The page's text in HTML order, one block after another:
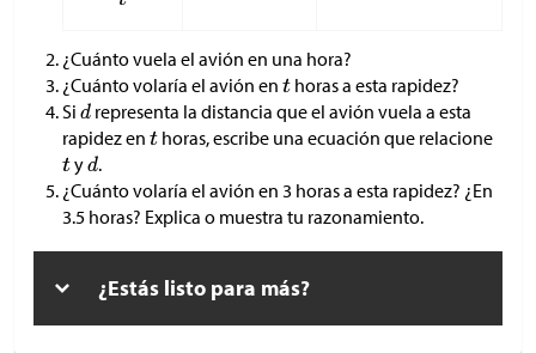
¿Cuánto vuela el avión en una hora?
¿Cuánto volaría el avión en horas a esta rapidez?
Si
representa la distancia que el avión vuela a esta
rapidez en horas, escribe una ecuación que relacione
y .
¿Cuánto volaría el avión en 3 horas a esta rapidez? ¿En
3.5 horas? Explica o muestra tu razonamiento.
¿Estás listo para más?